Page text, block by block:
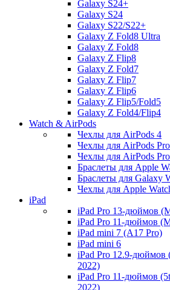
Galaxy S24+
Galaxy S24
Galaxy S22/S22+
Galaxy Z Fold8 Ultra
Galaxy Z Fold8
Galaxy Z Flip8
Galaxy Z Fold7
Galaxy Z Flip7
Galaxy Z Flip6
Galaxy Z Flip5/Fold5
Galaxy Z Fold4/Flip4
Watch & AirPods
Чехлы для AirPods 4
Чехлы для AirPods
Чехлы для AirPods
Браслеты для Apple
Браслеты для Galaxy
Чехлы для Apple
iPad
iPad Pro 13-дюймов
iPad Pro 11-дюймов
iPad mini 7 (A17 Pro)
iPad mini 6
iPad Pro 12.9-дюймов
2022)
iPad Pro 11-дюймов
2022)